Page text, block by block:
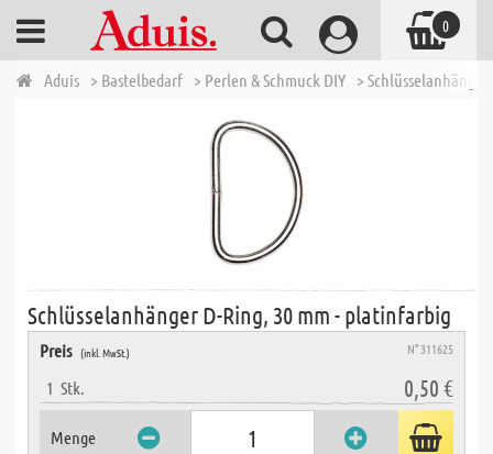
Aduis > Bastelbedarf > Perlen & Schmuck DIY >
Schlüsselanhänger D-Ring, 30 mm - platinfarbig
Preis (inkl. MwSt.) N° 311625
1 Stk. 0,50 €
Menge
0